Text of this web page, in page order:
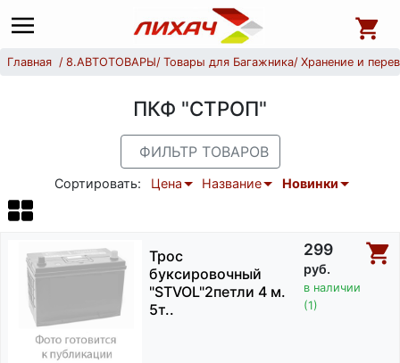
Главная 8.АВТОТОВАРЫ Товары для Багажника Хранение и
ПКФ "СТРОП"
ФИЛЬТР ТОВАРОВ
Сортировать: Цена Название Новинки
Трос
буксировочный
"STVOL"2петли 4 м.
5т..
299
руб.
в наличии
(1)